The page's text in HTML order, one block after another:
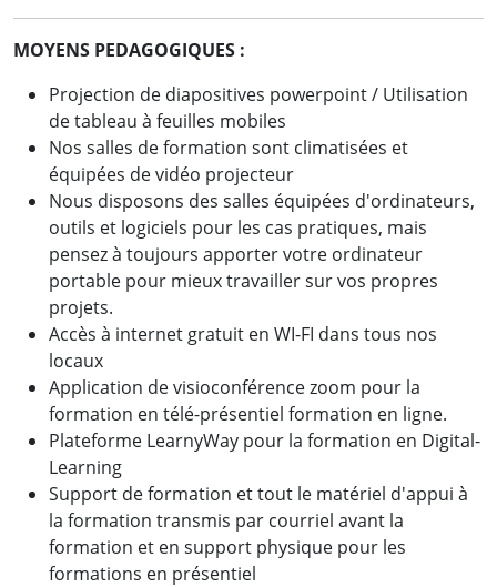
MOYENS PEDAGOGIQUES :
Projection de diapositives powerpoint / Utilisation
de tableau à feuilles mobiles
Nos salles de formation sont climatisées et
équipées de vidéo projecteur
Nous disposons des salles équipées d'ordinateurs,
outils et logiciels pour les cas pratiques, mais
pensez à toujours apporter votre ordinateur
portable pour mieux travailler sur vos propres
projets.
Accès à internet gratuit en WI-FI dans tous nos
locaux
Application de visioconférence zoom pour la
formation en télé-présentiel formation en ligne.
Plateforme LearnyWay pour la formation en Digital-
Learning
Support de formation et tout le matériel d'appui à
la formation transmis par courriel avant la
formation et en support physique pour les
formations en présentiel
Des résultats concrets obtenus
par de vrais professionnels :